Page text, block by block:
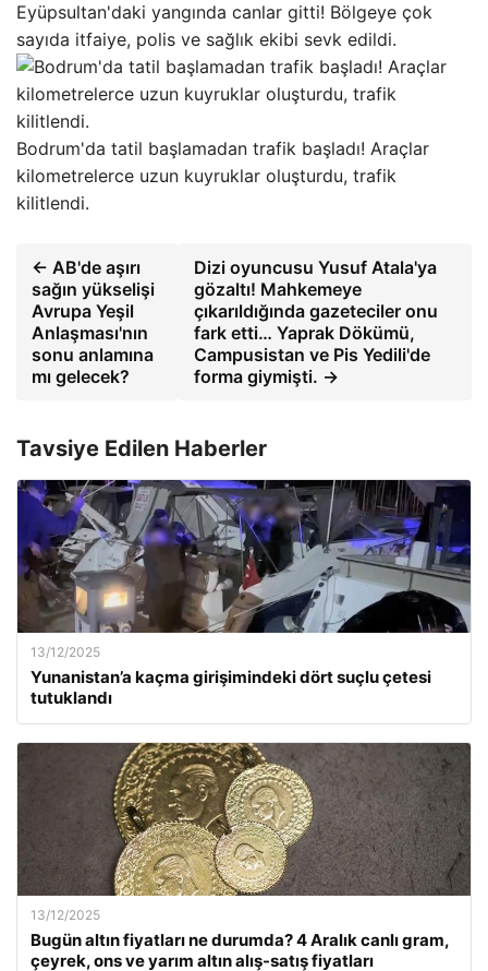
Eyüpsultan'daki yangında canlar gitti! Bölgeye çok
sayıda itfaiye, polis ve sağlık ekibi sevk edildi.
Bodrum'da tatil başlamadan trafik başladı! Araçlar
kilometrelerce uzun kuyruklar oluşturdu, trafik
kilitlendi.
← AB'de aşırı
sağın yükselişi
Avrupa Yeşil
Anlaşması'nın
sonu anlamına
mı gelecek?
Dizi oyuncusu Yusuf Atala'ya
gözaltı! Mahkemeye
çıkarıldığında gazeteciler onu
fark etti… Yaprak Dökümü,
Campusistan ve Pis Yedili'de
forma giymişti. →
Tavsiye Edilen Haberler
13/12/2025
Yunanistan’a kaçma girişimindeki dört suçlu çetesi
tutuklandı
13/12/2025
Bugün altın fiyatları ne durumda? 4 Aralık canlı gram,
çeyrek, ons ve yarım altın alış-satış fiyatları